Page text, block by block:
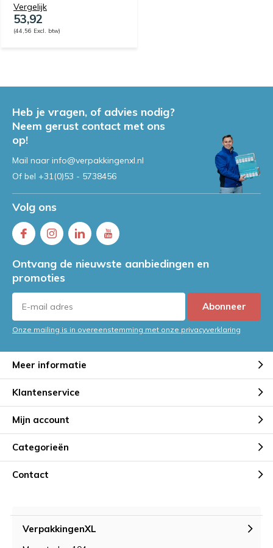
Vergelijk
53,92
(44,56 Excl. btw)
Heb je vragen, of advies nodig?
Neem gerust contact met ons
op!
Mail naar info@verpakkingenxl.nl
Of bel +31(0)53 - 5738456
Volg ons
Ontvang de nieuwste aanbiedingen en
promoties
Abonneer
Onze mailing is in overeenstemming met onze privacyverklaring
Meer informatie
Klantenservice
Mijn account
Categorieën
Contact
VerpakkingenXL